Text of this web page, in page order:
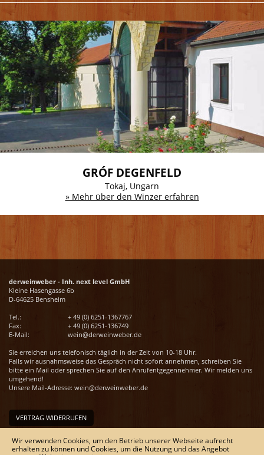
GRÓF DEGENFELD
Tokaj, Ungarn
» Mehr über den Winzer erfahren
derweinweber - Inh. next level GmbH
Kleine Hasengasse 6b
D-64625 Bensheim
Tel.:
+ 49 (0) 6251-1367767
Fax:
+ 49 (0) 6251-136749
E-Mail:
wein@derweinweber.de
Sie erreichen uns telefonisch täglich in der Zeit von 10-18 Uhr.
Falls wir ausnahmsweise das Gespräch nicht sofort annehmen, schreiben Sie
bitte ein Mail oder sprechen Sie auf den Anrufentgegennehmer. Wir melden uns
umgehend!
Unsere Mail-Adresse: wein@derweinweber.de
VERTRAG WIDERRUFEN
Unser Service
Versandkosten
Wir verwenden Cookies, um den Betrieb unserer Webseite aufrecht
erhalten zu können und Cookies, um die Nutzung und das Angebot